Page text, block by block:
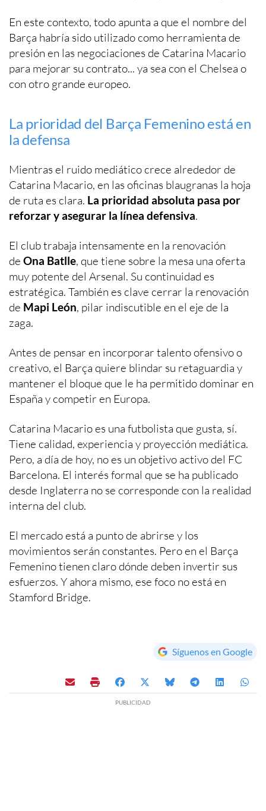
En este contexto, todo apunta a que el nombre del
Barça habría sido utilizado como herramienta de
presión en las negociaciones de Catarina Macario
para mejorar su contrato... ya sea con el Chelsea o
con otro grande europeo.
La prioridad del Barça Femenino está en
la defensa
Mientras el ruido mediático crece alrededor de
Catarina Macario, en las oficinas blaugranas la hoja
de ruta es clara. La prioridad absoluta pasa por
reforzar y asegurar la línea defensiva.
El club trabaja intensamente en la renovación
de Ona Batlle, que tiene sobre la mesa una oferta
muy potente del Arsenal. Su continuidad es
estratégica. También es clave cerrar la renovación
de Mapi León, pilar indiscutible en el eje de la
zaga.
Antes de pensar en incorporar talento ofensivo o
creativo, el Barça quiere blindar su retaguardia y
mantener el bloque que le ha permitido dominar en
España y competir en Europa.
Catarina Macario es una futbolista que gusta, sí.
Tiene calidad, experiencia y proyección mediática.
Pero, a día de hoy, no es un objetivo activo del FC
Barcelona. El interés formal que se ha publicado
desde Inglaterra no se corresponde con la realidad
interna del club.
El mercado está a punto de abrirse y los
movimientos serán constantes. Pero en el Barça
Femenino tienen claro dónde deben invertir sus
esfuerzos. Y ahora mismo, ese foco no está en
Stamford Bridge.
Síguenos en Google